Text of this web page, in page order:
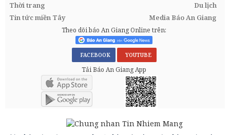
Thời trang
Du lịch
Tin tức miền Tây
Media Báo An Giang
Theo dõi báo An Giang Online trên:
FACEBOOK YOUTUBE
Tải Báo An Giang App